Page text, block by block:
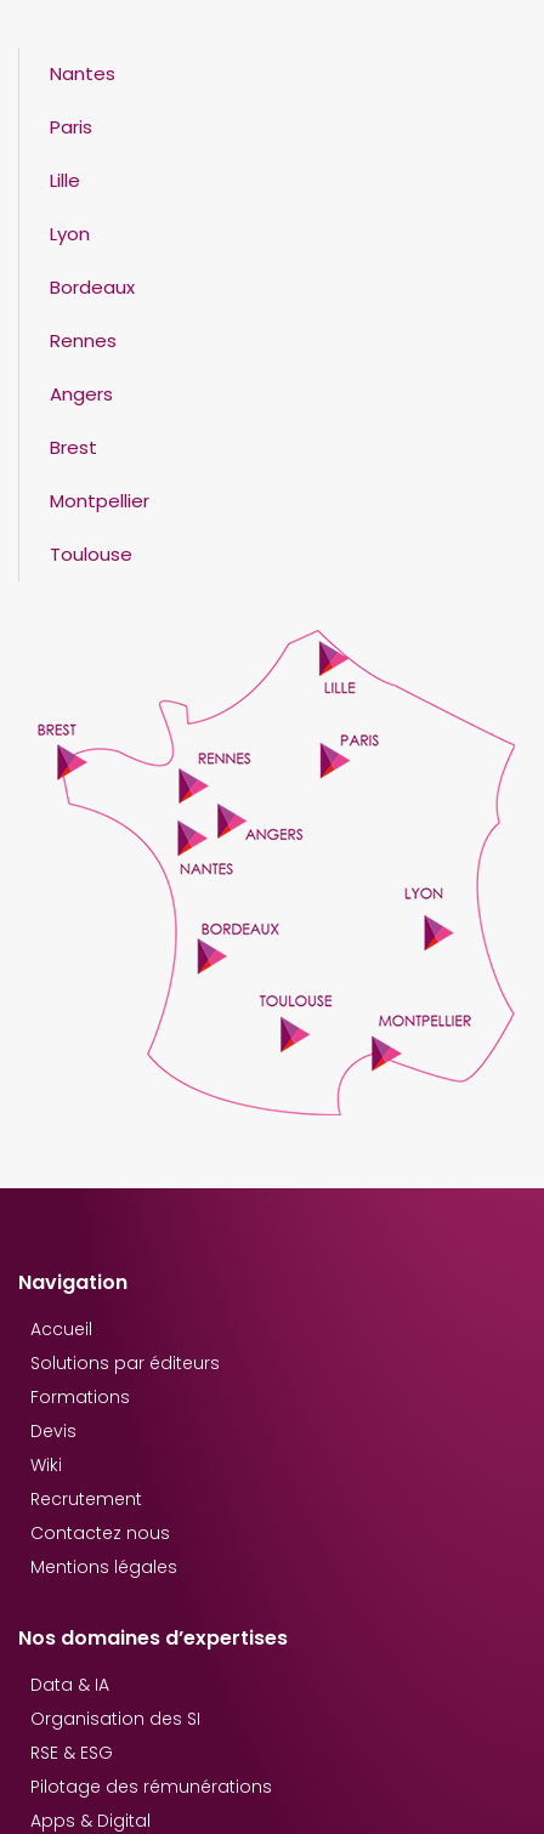
Nantes
Paris
Lille
Lyon
Bordeaux
Rennes
Angers
Brest
Montpellier
Toulouse
Navigation
Accueil
Solutions par éditeurs
Formations
Devis
Wiki
Recrutement
Contactez nous
Mentions légales
Nos domaines d’expertises
Data & IA
Organisation des SI
RSE & ESG
Pilotage des rémunérations
Apps & Digital